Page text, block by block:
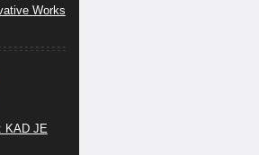
Works
KAD JE